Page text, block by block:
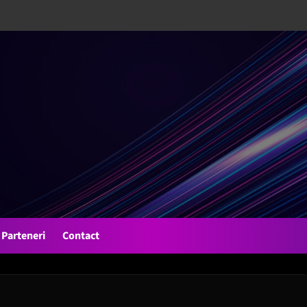
Parteneri Contact